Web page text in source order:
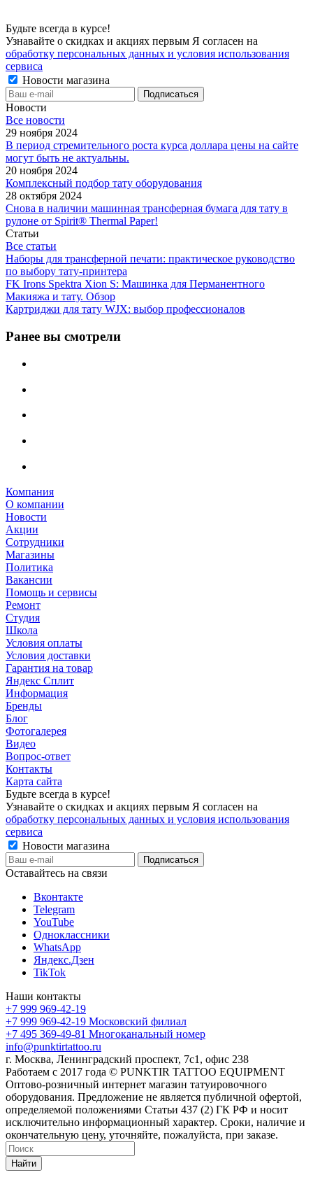
Будьте всегда в курсе!
Узнавайте о скидках и акциях первым Я согласен на
обработку персональных данных и условия использования
сервиса
Новости магазина
Новости
Все новости
29 ноября 2024
В период стремительного роста курса доллара цены на сайте
могут быть не актуальны.
20 ноября 2024
Комплексный подбор тату оборудования
28 октября 2024
Снова в наличии машинная трансферная бумага для тату в
рулоне от Spirit® Thermal Paper!
Статьи
Все статьи
Наборы для трансферной печати: практическое руководство
по выбору тату‑принтера
FK Irons Spektra Xion S: Машинка для Перманентного
Макияжа и тату. Обзор
Картриджи для тату WJX: выбор профессионалов
Ранее вы смотрели
Компания
О компании
Новости
Акции
Сотрудники
Магазины
Политика
Вакансии
Помощь и сервисы
Ремонт
Студия
Школа
Условия оплаты
Условия доставки
Гарантия на товар
Яндекс Сплит
Информация
Бренды
Блог
Фотогалерея
Видео
Вопрос-ответ
Контакты
Карта сайта
Будьте всегда в курсе!
Узнавайте о скидках и акциях первым Я согласен на
обработку персональных данных и условия использования
сервиса
Новости магазина
Оставайтесь на связи
Вконтакте
Telegram
YouTube
Одноклассники
WhatsApp
Яндекс.Дзен
TikTok
Наши контакты
+7 999 969-42-19
+7 999 969-42-19 Московский филиал
+7 495 369-49-81 Многоканальный номер
info@punktirtattoo.ru
г. Москва, Ленинградский проспект, 7с1, офис 238
Работаем с 2017 года © PUNKTIR TATTOO EQUIPMENT
Оптово-розничный интернет магазин татуировочного
оборудования. Предложение не является публичной офертой,
определяемой положениями Статьи 437 (2) ГК РФ и носит
исключительно информационный характер. Сроки, наличие и
окончательную цену, уточняйте, пожалуйста, при заказе.
Найти